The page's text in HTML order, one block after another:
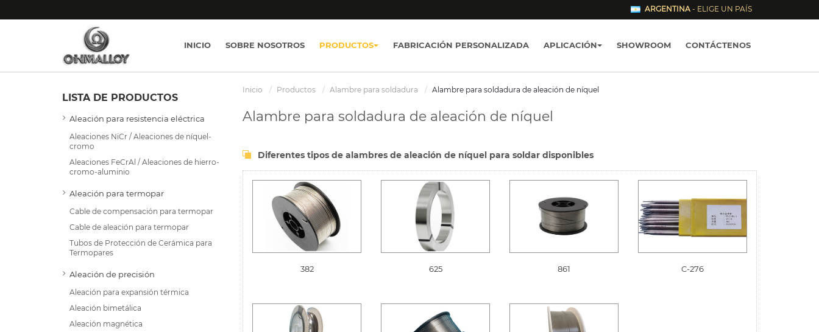
ARGENTINA - ELIGE UN PAÍS
INICIO SOBRE NOSOTROS PRODUCTOS FABRICACIÓN PERSONALIZADA APLICACIÓN SHOWROOM CONTÁCTENOS
Inicio Productos Alambre para soldadura Alambre para soldadura de aleación de níquel
Alambre para soldadura de aleación de níquel
Diferentes tipos de alambres de aleación de níquel para soldar disponibles
382 625 861 C-276
LISTA DE PRODUCTOS
Aleación para resistencia eléctrica
Aleaciones NiCr / Aleaciones de níquel-
cromo
Aleaciones FeCrAl / Aleaciones de hierro-
cromo-aluminio
Aleación para termopar
Cable de compensación para termopar
Cable de aleación para termopar
Tubos de Protección de Cerámica para
Termopares
Aleación de precisión
Aleación para expansión térmica
Aleación bimetálica
Aleación magnética